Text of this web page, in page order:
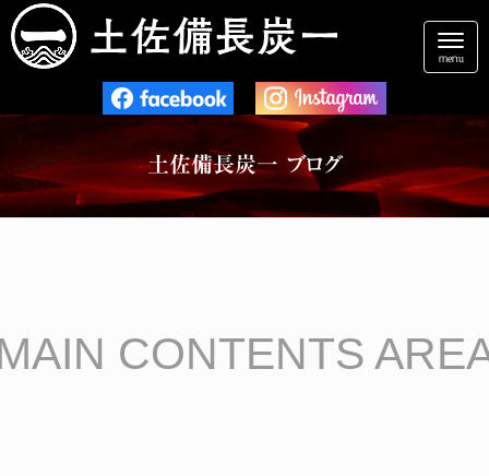
N
a
v
i
o
n
menu
土佐備長炭一 ブログ
CONTENTS